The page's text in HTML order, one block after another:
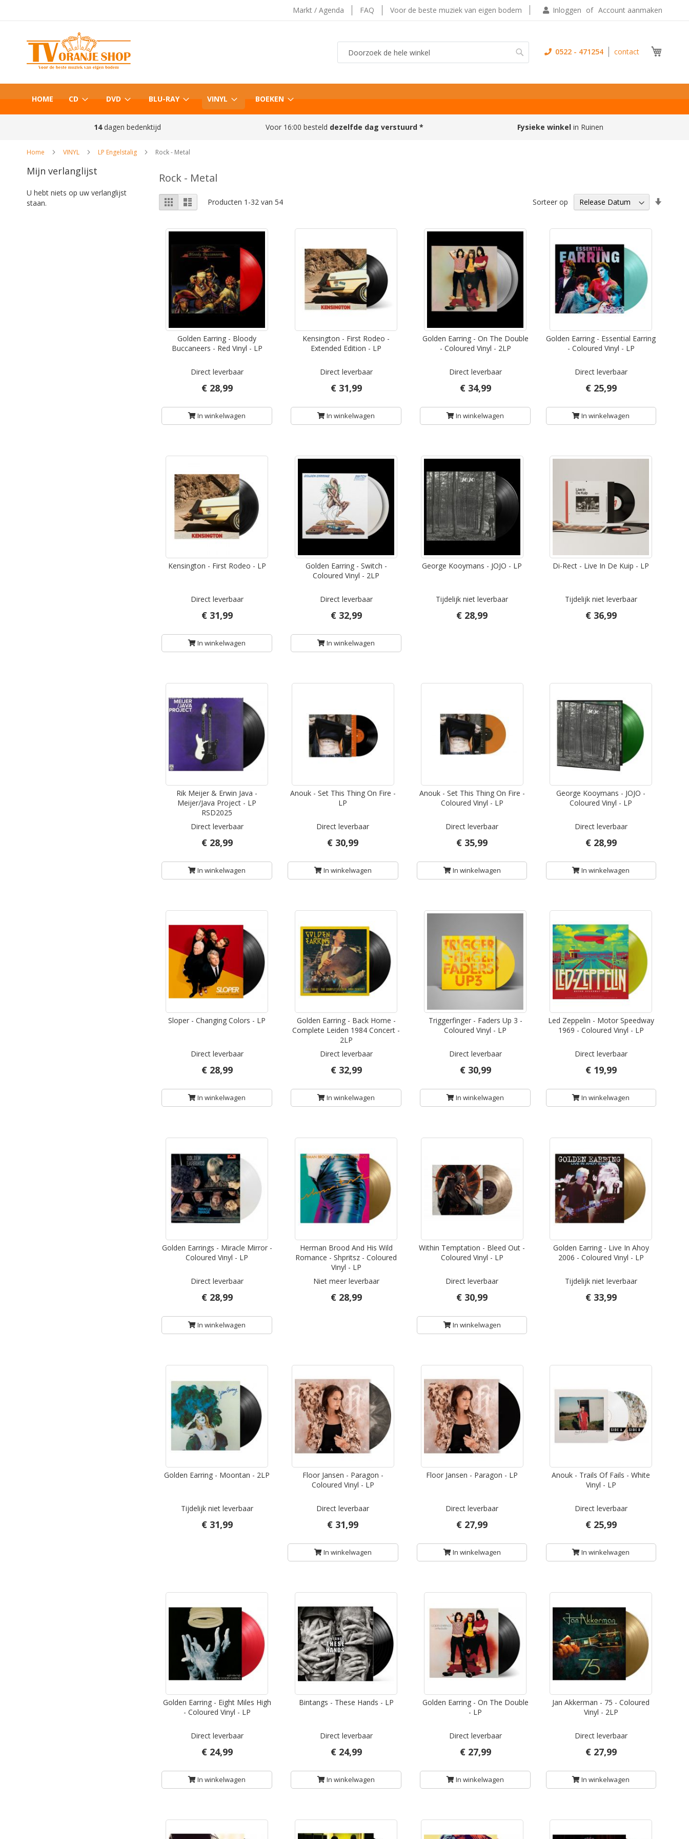
inhoud
Markt / Agenda FAQ Voor de beste muziek van eigen bodem Inloggen Account aanmaken
0522 - 471254
contact
Zoek
Zoek
HOME CD DVD BLU-RAY VINYL BOEKEN
14dagen bedenktijd Voor 16:00 besteld dezelfde dag verstuurd * Fysieke winkel in Ruinen
Home VINYL LP Engelstalig Rock - Metal
Rock - Metal
Tonen
als
Foto-
tabel
Lijst Producten 1 -32 van54 Sorteer op
Golden Earring - Bloody
Buccaneers - Red Vinyl - LP
Direct leverbaar
€ 28,99
In winkelwagen
Kensington - First Rodeo -
Extended Edition - LP
Direct leverbaar
€ 31,99
In winkelwagen
Golden Earring - On The Double
- Coloured Vinyl - 2LP
Direct leverbaar
€ 34,99
In winkelwagen
Golden Earring - Essential Earring
- Coloured Vinyl - LP
Direct leverbaar
€ 25,99
In winkelwagen
Kensington - First Rodeo - LP
Direct leverbaar
€ 31,99
In winkelwagen
Golden Earring - Switch -
Coloured Vinyl - 2LP
Direct leverbaar
€ 32,99
In winkelwagen
George Kooymans - JOJO - LP
Tijdelijk niet leverbaar
€ 28,99
Di-Rect - Live In De Kuip - LP
Tijdelijk niet leverbaar
€ 36,99
Rik Meijer & Erwin Java -
Meijer/Java Project - LP
RSD2025
Direct leverbaar
€ 28,99
In winkelwagen
Anouk - Set This Thing On Fire -
LP
Direct leverbaar
€ 30,99
In winkelwagen
Anouk - Set This Thing On Fire -
Coloured Vinyl - LP
Direct leverbaar
€ 35,99
In winkelwagen
George Kooymans - JOJO -
Coloured Vinyl - LP
Direct leverbaar
€ 28,99
In winkelwagen
Sloper - Changing Colors - LP
Direct leverbaar
€ 28,99
In winkelwagen
Golden Earring - Back Home -
Complete Leiden 1984 Concert -
2LP
Direct leverbaar
€ 32,99
In winkelwagen
Triggerfinger - Faders Up 3 -
Coloured Vinyl - LP
Direct leverbaar
€ 30,99
In winkelwagen
Led Zeppelin - Motor Speedway
1969 - Coloured Vinyl - LP
Direct leverbaar
€ 19,99
In winkelwagen
Golden Earrings - Miracle Mirror -
Coloured Vinyl - LP
Direct leverbaar
€ 28,99
In winkelwagen
Herman Brood And His Wild
Romance - Shpritsz - Coloured
Vinyl - LP
Niet meer leverbaar
€ 28,99
Within Temptation - Bleed Out -
Coloured Vinyl - LP
Direct leverbaar
€ 30,99
In winkelwagen
Golden Earring - Live In Ahoy
2006 - Coloured Vinyl - LP
Tijdelijk niet leverbaar
€ 33,99
Golden Earring - Moontan - 2LP
Tijdelijk niet leverbaar
€ 31,99
Floor Jansen - Paragon -
Coloured Vinyl - LP
Direct leverbaar
€ 31,99
In winkelwagen
Floor Jansen - Paragon - LP
Direct leverbaar
€ 27,99
In winkelwagen
Anouk - Trails Of Fails - White
Vinyl - LP
Direct leverbaar
€ 25,99
In winkelwagen
Golden Earring - Eight Miles High
- Coloured Vinyl - LP
Direct leverbaar
€ 24,99
In winkelwagen
Bintangs - These Hands - LP
Direct leverbaar
€ 24,99
In winkelwagen
Golden Earring - On The Double
- LP
Direct leverbaar
€ 27,99
In winkelwagen
Jan Akkerman - 75 - Coloured
Vinyl - 2LP
Direct leverbaar
€ 27,99
In winkelwagen
Mijn verlanglijst
U hebt niets op uw verlanglijst
staan.